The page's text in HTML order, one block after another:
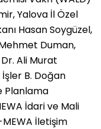
Yalova İl Özel
Hasan Soygüzel,
Duman,
Ali Murat
B. Doğan
Planlama
İdari ve Mali
İletişim